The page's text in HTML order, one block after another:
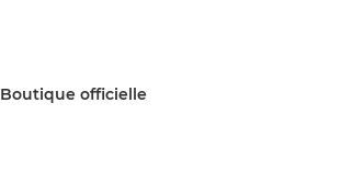
Boutique officielle